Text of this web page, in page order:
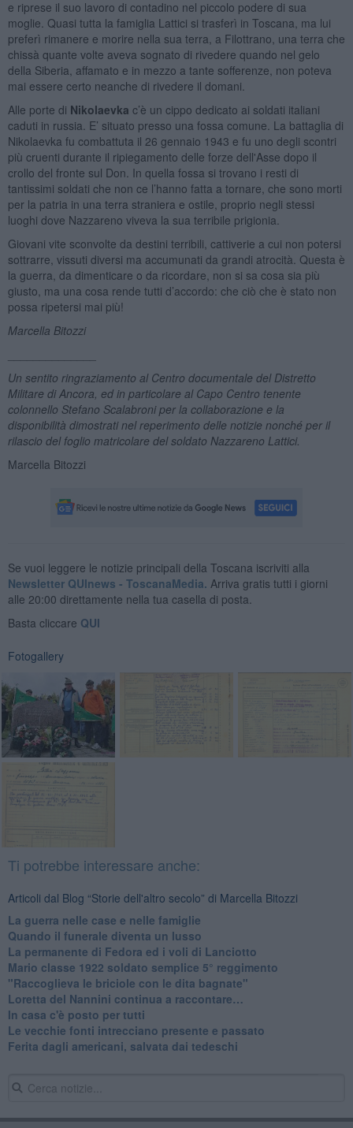
e riprese il suo lavoro di contadino nel piccolo podere di sua
moglie. Quasi tutta la famiglia Lattici si trasferì in Toscana, ma lui
preferì rimanere e morire nella sua terra, a Filottrano, una terra che
chissà quante volte aveva sognato di rivedere quando nel gelo
della Siberia, affamato e in mezzo a tante sofferenze, non poteva
mai essere certo neanche di rivedere il domani.
Alle porte di Nikolaevka c’è un cippo dedicato ai soldati italiani
caduti in russia. E’ situato presso una fossa comune. La battaglia di
Nikolaevka fu combattuta il 26 gennaio 1943 e fu uno degli scontri
più cruenti durante il ripiegamento delle forze dell'Asse dopo il
crollo del fronte sul Don. In quella fossa si trovano i resti di
tantissimi soldati che non ce l’hanno fatta a tornare, che sono morti
per la patria in una terra straniera e ostile, proprio negli stessi
luoghi dove Nazzareno viveva la sua terribile prigionia.
Giovani vite sconvolte da destini terribili, cattiverie a cui non potersi
sottrarre, vissuti diversi ma accumunati da grandi atrocità. Questa è
la guerra, da dimenticare o da ricordare, non si sa cosa sia più
giusto, ma una cosa rende tutti d’accordo: che ciò che è stato non
possa ripetersi mai più!
Marcella Bitozzi
Un sentito ringraziamento al Centro documentale del Distretto
Militare di Ancora, ed in particolare al Capo Centro tenente
colonnello Stefano Scalabroni per la collaborazione e la
disponibilità dimostrati nel reperimento delle notizie nonché per il
rilascio del foglio matricolare del soldato Nazzareno Lattici.
Marcella Bitozzi
Se vuoi leggere le notizie principali della Toscana iscriviti alla
Newsletter QUInews - ToscanaMedia. Arriva gratis tutti i giorni
alle 20:00 direttamente nella tua casella di posta.
Basta cliccare QUI
Fotogallery
Ti potrebbe interessare anche:
Articoli dal Blog “Storie dell'altro secolo” di Marcella Bitozzi
La guerra nelle case e nelle famiglie
Quando il funerale diventa un lusso
La permanente di Fedora ed i voli di Lanciotto
Mario classe 1922 soldato semplice 5° reggimento
"Raccoglieva le briciole con le dita bagnate"
​Loretta del Nannini continua a raccontare…
In casa c'è posto per tutti
Le vecchie fonti intrecciano presente e passato
Ferita dagli americani, salvata dai tedeschi